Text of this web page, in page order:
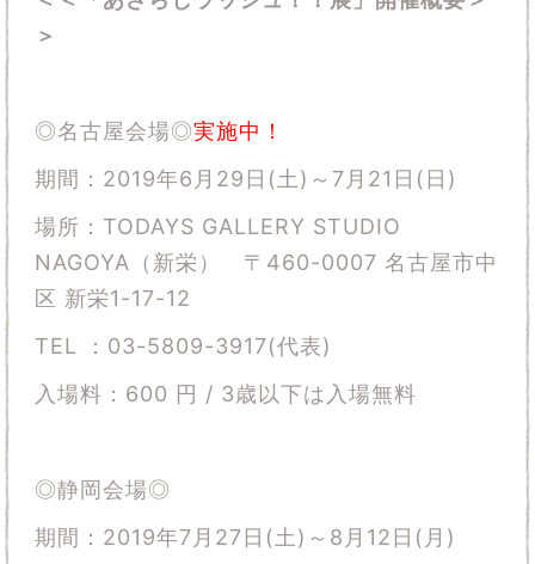
＞
◎名古屋会場◎実施中！
期間：2019年6月29日(土)～7月21日(日)
場所：TODAYS GALLERY STUDIO
NAGOYA（新栄） 〒460-0007 名古屋市中
区 新栄1-17-12
TEL ：03-5809-3917(代表)
入場料：600 円 / 3歳以下は入場無料
◎静岡会場◎
期間：2019年7月27日(土)～8月12日(月)